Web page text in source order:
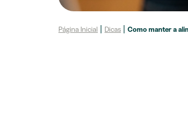
Página Inicial Dicas Como manter a